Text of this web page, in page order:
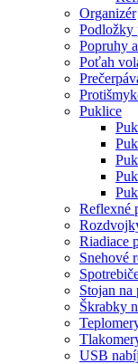
Organizér
Podložky
Popruhy
Poťah
Puklice
Reflexné
Riadiace
Snehové
Stojan na
Škrabky
USB